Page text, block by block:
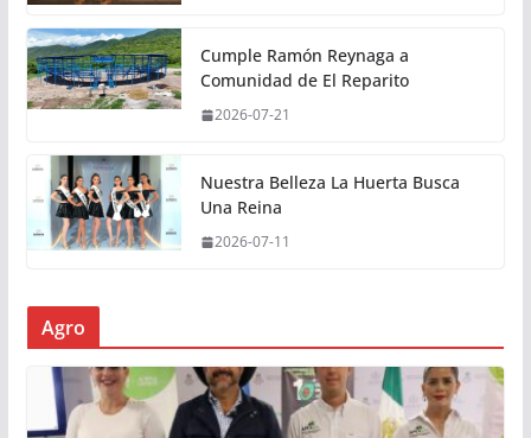
Cumple Ramón Reynaga a
Comunidad de El Reparito
2026-07-21
Nuestra Belleza La Huerta Busca
Una Reina
2026-07-11
Agro